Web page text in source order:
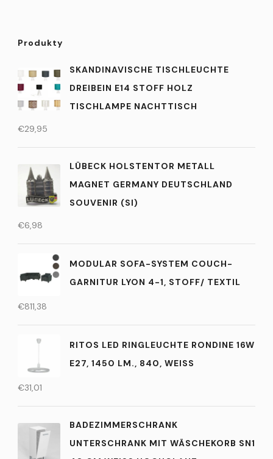
Produkty
SKANDINAVISCHE TISCHLEUCHTE
DREIBEIN E14 STOFF HOLZ
TISCHLAMPE NACHTTISCH
€29,95
LÜBECK HOLSTENTOR METALL
MAGNET GERMANY DEUTSCHLAND
SOUVENIR (SI)
€6,98
MODULAR SOFA-SYSTEM COUCH-
GARNITUR LYON 4-1, STOFF/ TEXTIL
€811,38
RITOS LED RINGLEUCHTE RONDINE 16W
E27, 1450 LM., 840, WEISS
€31,01
BADEZIMMERSCHRANK
UNTERSCHRANK MIT WÄSCHEKORB SN1